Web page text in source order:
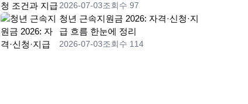
2026-07-03조회수 97
청년 근속지원금 2026: 자격·신청·지
급 흐름 한눈에 정리
2026-07-03조회수 114